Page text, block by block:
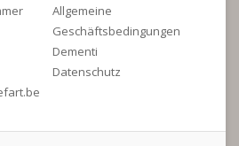
Allgemeine
Geschäftsbedingungen
Dementi
Datenschutz